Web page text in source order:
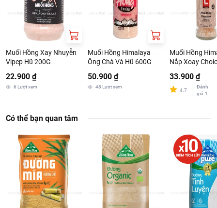
Muối Hồng Xay Nhuyễn
Vipep Hũ 200G
22.900 ₫
6 Lượt xem
Muối Hồng Himalaya
Ông Chà Và Hũ 600G
50.900 ₫
48 Lượt xem
Muối Hồng
Nắp Xoay
33.900 ₫
4.7
Đánh
giá: 1
Có thể bạn quan tâm